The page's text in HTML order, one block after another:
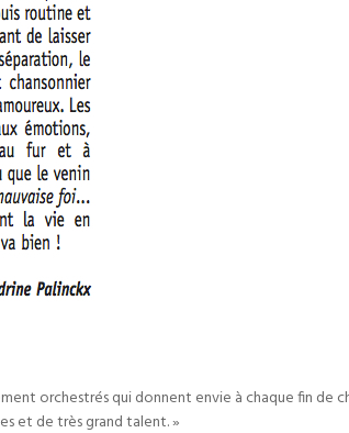
orchestrés qui donnent envie à chaque fin de
et de très grand talent. »